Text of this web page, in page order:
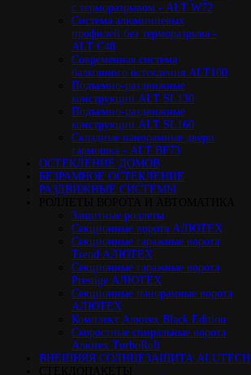
с терморазрывом - ALT W72
Cистема алюминиевых
профилей без терморазрыва -
ALT C48
Cовременная система
балконного остекления ALT100
Подъемно-раздвижные
конструкции ALT SL130
Подъемно-раздвижные
конструкции ALT SL160
Cкладные панорамные двери
гармошка - ALT BF73
ОСТЕКЛЕНИЕ ДОМОВ
БЕЗРАМНОЕ ОСТЕКЛЕНИЕ
РАЗДВИЖНЫЕ СИСТЕМЫ
Защитные роллеты
Секционные ворота АЛЮТЕХ
Секционные гаражные ворота
Trend АЛЮТЕХ
Секционные гаражные ворота
Prestige АЛЮТЕХ
Секционные панорамные ворота
АЛЮТЕХ
Комплект Алютех Black Edition
Скоростные спиральные ворота
Алютех TurboRoll
ВНЕШНЯЯ СОЛНЦЕЗАЩИТА ALUTECH